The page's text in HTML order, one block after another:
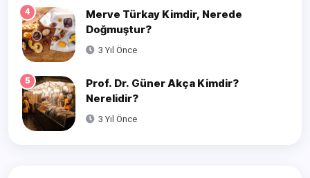
4
Merve Türkay Kimdir, Nerede
Doğmuştur?
3 Yıl Önce
5
Prof. Dr. Güner Akça Kimdir?
Nerelidir?
3 Yıl Önce